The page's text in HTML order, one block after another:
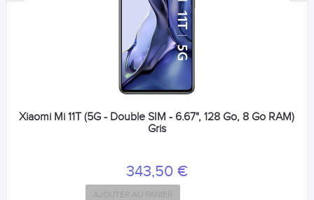
Xiaomi Mi 11T (5G - Double SIM - 6.67", 128 Go, 8 Go RAM)
Gris
343,50 €
AJOUTER AU PANIER